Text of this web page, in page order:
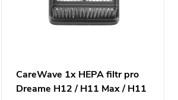
CareWave 1x HEPA filtr pro
Dreame H12 / H11 Max / H11